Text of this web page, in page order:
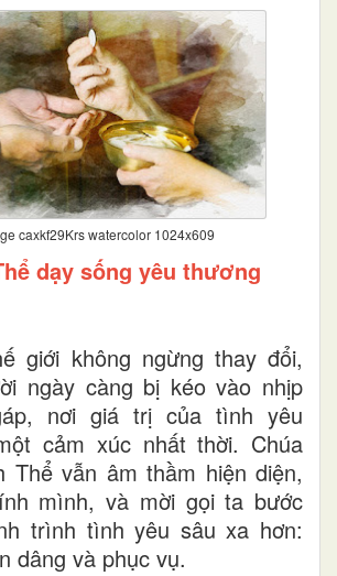
caxkf29Krs watercolor 1024x609
dạy sống yêu thương
giới không ngừng thay đổi,
ngày càng bị kéo vào nhịp
nơi giá trị của tình yêu
cảm xúc nhất thời. Chúa
Thể vẫn âm thầm hiện diện,
mình, và mời gọi ta bước
trình tình yêu sâu xa hơn:
dâng và phục vụ.